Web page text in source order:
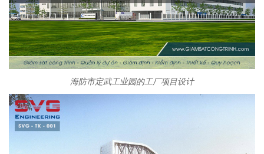
海防市定武工业园的工厂项目设计